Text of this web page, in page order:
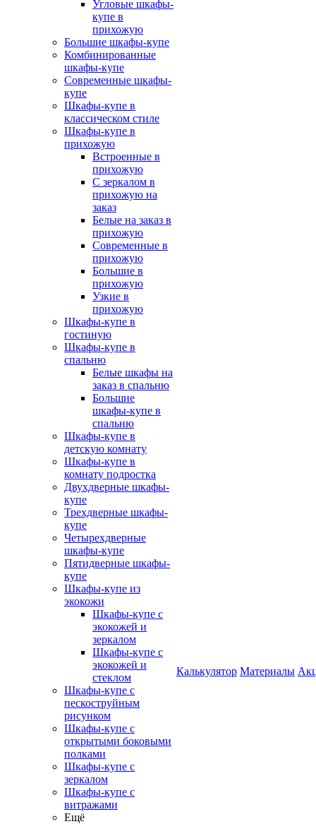
Угловые шкафы-
купе в
прихожую
Большие шкафы-купе
Комбинированные
шкафы-купе
Современные шкафы-
купе
Шкафы-купе в
классическом стиле
Шкафы-купе в
прихожую
Встроенные в
прихожую
С зеркалом в
прихожую на
заказ
Белые на заказ в
прихожую
Современные в
прихожую
Большие в
прихожую
Узкие в
прихожую
Шкафы-купе в
гостиную
Шкафы-купе в
спальню
Белые шкафы на
заказ в спальню
Большие
шкафы-купе в
спальню
Шкафы-купе в
детскую комнату
Шкафы-купе в
комнату подростка
Двухдверные шкафы-
купе
Трехдверные шкафы-
купе
Четырехдверные
шкафы-купе
Пятидверные шкафы-
купе
Шкафы-купе из
экокожи
Шкафы-купе с
экокожей и
зеркалом
Шкафы-купе с
экокожей и
стеклом
Шкафы-купе с
пескоструйным
рисунком
Шкафы-купе с
открытыми боковыми
полками
Шкафы-купе с
зеркалом
Шкафы-купе с
витражами
Ещё
Калькулятор Материалы